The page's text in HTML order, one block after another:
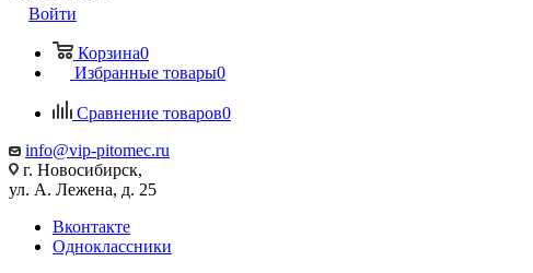
Войти
Корзина0
Избранные товары0
Сравнение товаров0
info@vip-pitomec.ru
г. Новосибирск,
ул. А. Лежена, д. 25
Вконтакте
Одноклассники